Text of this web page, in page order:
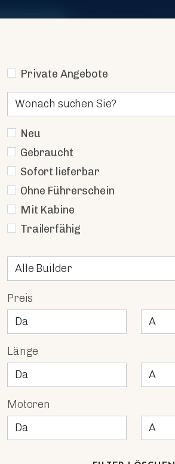
Private Angebote
Neu
Gebraucht
Sofort lieferbar
Ohne Führerschein
Mit Kabine
Trailerfähig
Preis
Länge
Motoren